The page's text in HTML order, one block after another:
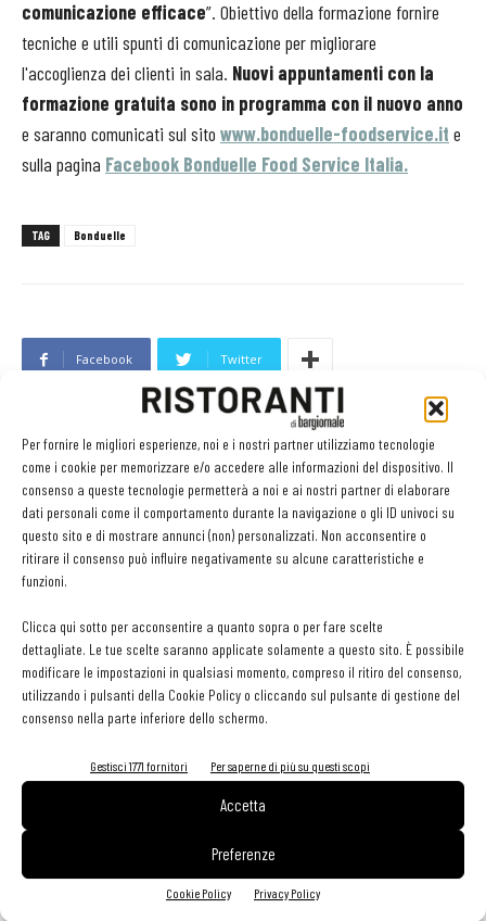
Per fornire le migliori esperienze, noi e i nostri partner utilizziamo tecnologie
come i cookie per memorizzare e/o accedere alle informazioni del dispositivo. Il
consenso a queste tecnologie permetterà a noi e ai nostri partner di elaborare
dati personali come il comportamento durante la navigazione o gli ID univoci su
questo sito e di mostrare annunci (non) personalizzati. Non acconsentire o
ritirare il consenso può influire negativamente su alcune caratteristiche e
funzioni.
Clicca qui sotto per acconsentire a quanto sopra o per fare scelte
dettagliate. Le tue scelte saranno applicate solamente a questo sito. È possibile
modificare le impostazioni in qualsiasi momento, compreso il ritiro del consenso,
utilizzando i pulsanti della Cookie Policy o cliccando sul pulsante di gestione del
consenso nella parte inferiore dello schermo.
Gestisci 1771 fornitori Per saperne di più su questi scopi
Accetta
Preferenze
Cookie Policy Privacy Policy
comunicazione efficace”. Obiettivo della formazione fornire
tecniche e utili spunti di comunicazione per migliorare
l'accoglienza dei clienti in sala. Nuovi appuntamenti con la
formazione gratuita sono in programma con il nuovo anno
e saranno comunicati sul sito www.bonduelle-foodservice.it e
sulla pagina Facebook Bonduelle Food Service Italia.
TAG Bonduelle
Facebook Twitter
LEGGI ANCHE
Metti il gusto del caffè a tutto pasto
Ampliare l’attività del ristorante al catering? Sì, ma la
scelta giusta è puntare sul premium
Aperti per ferie. Buoni indirizzi da Nord a Sud per
vacanza)